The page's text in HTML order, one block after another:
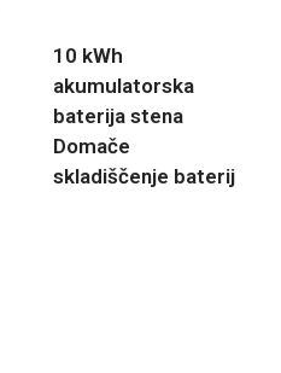
10 kWh
akumulatorska
baterija stena
Domače
skladiščenje baterij